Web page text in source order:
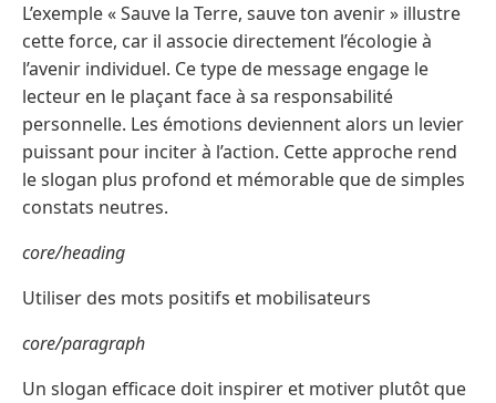
L’exemple « Sauve la Terre, sauve ton avenir » illustre
cette force, car il associe directement l’écologie à
l’avenir individuel. Ce type de message engage le
lecteur en le plaçant face à sa responsabilité
personnelle. Les émotions deviennent alors un levier
puissant pour inciter à l’action. Cette approche rend
le slogan plus profond et mémorable que de simples
constats neutres.
core/heading
Utiliser des mots positifs et mobilisateurs
core/paragraph
Un slogan efficace doit inspirer et motiver plutôt que